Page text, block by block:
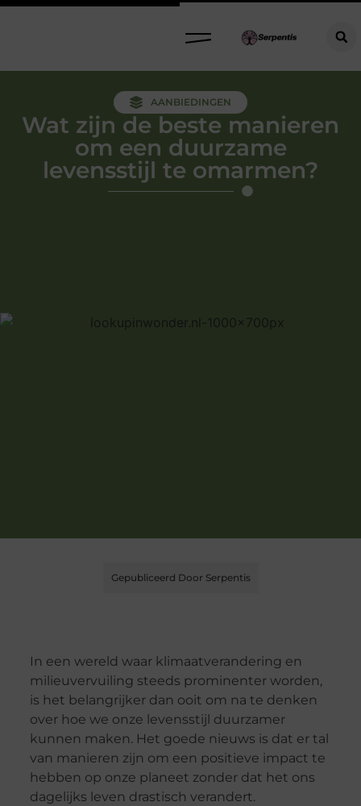
AANBIEDINGEN
Wat zijn de beste manieren
om een duurzame
levensstijl te omarmen?
Gepubliceerd Door Serpentis
In een wereld waar klimaatverandering en
milieuvervuiling steeds prominenter worden,
is het belangrijker dan ooit om na te denken
over hoe we onze levensstijl duurzamer
kunnen maken. Het goede nieuws is dat er tal
van manieren zijn om een positieve impact te
hebben op onze planeet zonder dat het ons
dagelijks leven drastisch verandert.